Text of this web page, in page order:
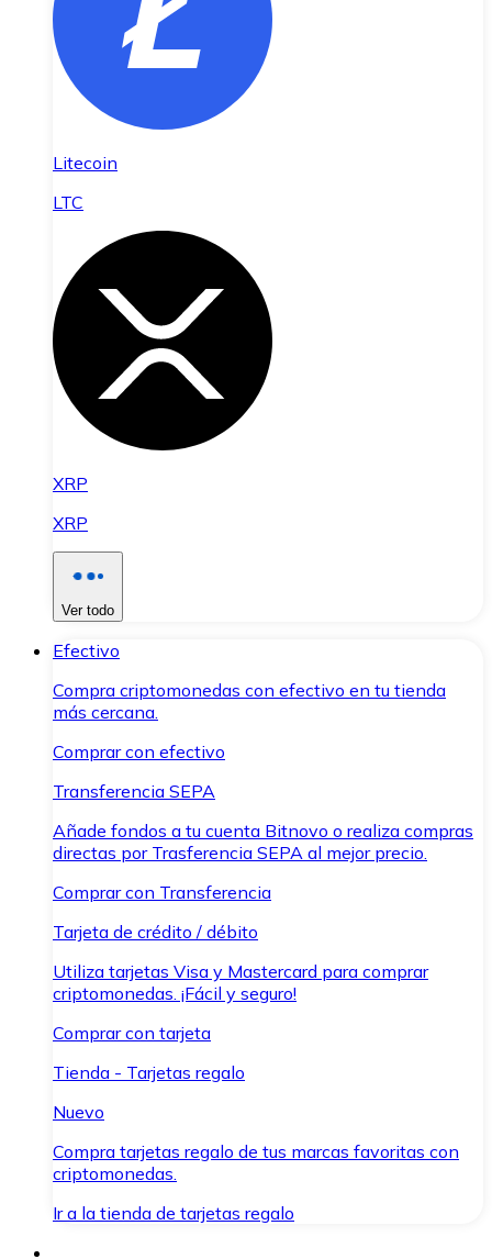
Litecoin
LTC
XRP
XRP
Ver todo
Efectivo
Compra criptomonedas con efectivo en tu tienda
más cercana.
Comprar con efectivo
Transferencia SEPA
Añade fondos a tu cuenta Bitnovo o realiza compras
directas por Trasferencia SEPA al mejor precio.
Comprar con Transferencia
Tarjeta de crédito / débito
Utiliza tarjetas Visa y Mastercard para comprar
criptomonedas. ¡Fácil y seguro!
Comprar con tarjeta
Tienda - Tarjetas regalo
Nuevo
Compra tarjetas regalo de tus marcas favoritas con
criptomonedas.
Ir a la tienda de tarjetas regalo